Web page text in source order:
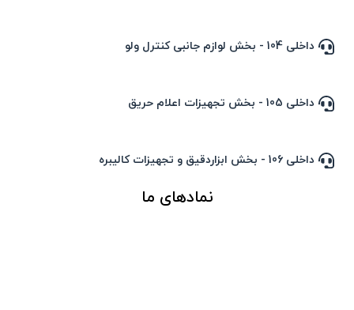
داخلی 104 - بخش لوازم جانبی کنترل ولو
داخلی 105 - بخش تجهیزات اعلام حریق
داخلی 106 - بخش ابزاردقیق و تجهیزات کالیبره
نمادهای ما